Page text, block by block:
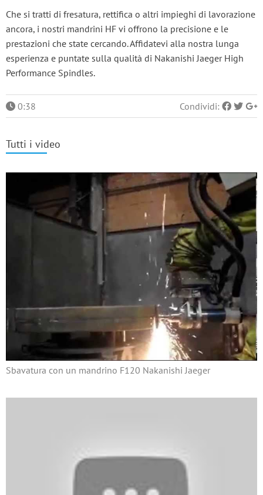
Che si tratti di fresatura, rettifica o altri impieghi di lavorazione
ancora, i nostri mandrini HF vi offrono la precisione e le
prestazioni che state cercando. Affidatevi alla nostra lunga
esperienza e puntate sulla qualità di Nakanishi Jaeger High
Performance Spindles.
0:38 Condividi:
Tutti i video
Sbavatura con un mandrino F120 Nakanishi Jaeger